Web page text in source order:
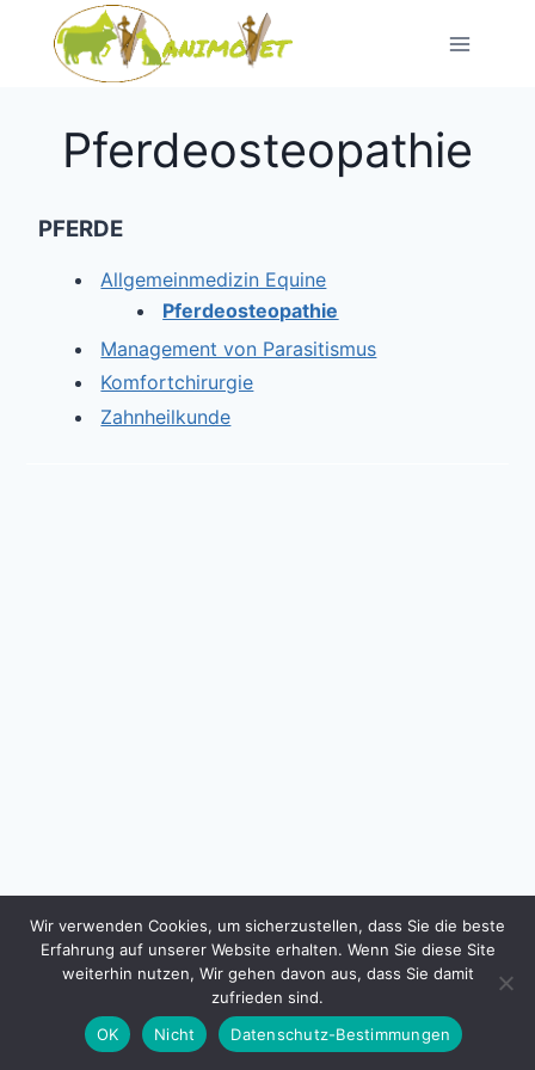
springen
Pferdeosteopathie
PFERDE
Allgemeinmedizin Equine
Pferdeosteopathie
Management von Parasitismus
Komfortchirurgie
Zahnheilkunde
© 2026 - WordPress Theme von
Wir verwenden Cookies, um sicherzustellen, dass Sie die beste
Erfahrung auf unserer Website erhalten. Wenn Sie diese Site
weiterhin nutzen, Wir gehen davon aus, dass Sie damit
zufrieden sind.
OK
Nicht Datenschutz-Bestimmungen